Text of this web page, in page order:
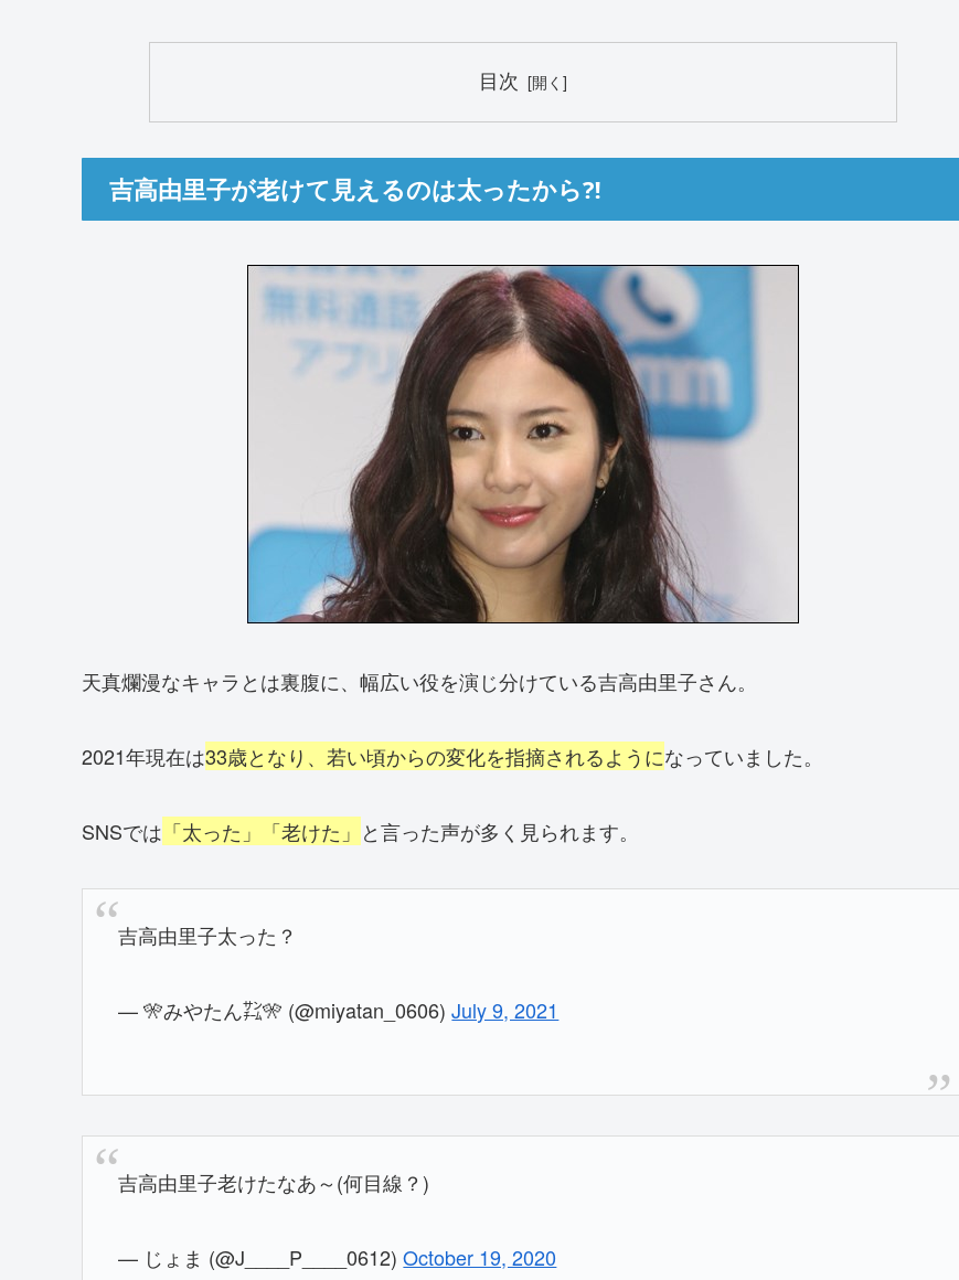
目次
吉高由里子が老けて見えるのは太ったから⁈
天真爛漫なキャラとは裏腹に、幅広い役を演じ分けている吉高由里子さん。
2021年現在は33歳となり、若い頃からの変化を指摘されるようになっていました。
SNSでは 「太った」「老けた」 と言った声が多く見られます。
吉高由里子太った？
— 🎌みやたん㌠🎌 (@miyatan_0606)July 9, 2021
吉高由里子老けたなあ～(何目線？)
— じょま (@J____P____0612)October 19, 2020